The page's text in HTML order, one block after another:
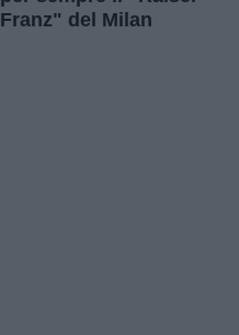
Franz" del Milan